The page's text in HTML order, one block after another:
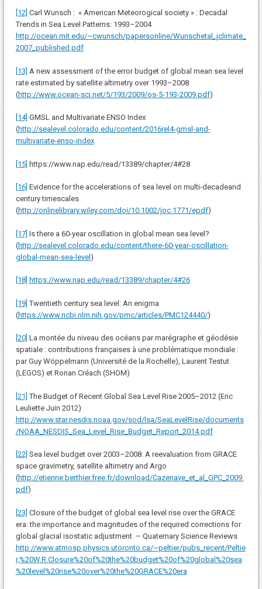
[12] Carl Wunsch : « American Meteorogical society » : Decadal
Trends in Sea Level Patterns: 1993–2004
http://ocean.mit.edu/~cwunsch/papersonline/Wunschetal_jclimate_
2007_published.pdf
[13] A new assessment of the error budget of global mean sea level
rate estimated by satellite altimetry over 1993–2008
(http://www.ocean-sci.net/5/193/2009/os-5-193-2009.pdf)
[14] GMSL and Multivariate ENSO Index
(http://sealevel.colorado.edu/content/2016rel4-gmsl-and-
multivariate-enso-index
[15] https://www.nap.edu/read/13389/chapter/4#28
[16] Evidence for the accelerations of sea level on multi-decadeand
century timescales
(http://onlinelibrary.wiley.com/doi/10.1002/joc.1771/epdf)
[17] Is there a 60-year oscillation in global mean sea level?
(http://sealevel.colorado.edu/content/there-60-year-oscillation-
global-mean-sea-level)
[18] https://www.nap.edu/read/13389/chapter/4#26
[19] Twentieth century sea level: An enigma
(https://www.ncbi.nlm.nih.gov/pmc/articles/PMC124440/)
[20] La montée du niveau des océans par marégraphe et géodésie
spatiale : contributions françaises à une problématique mondiale :
par Guy Wöppelmann (Université de la Rochelle), Laurent Testut
(LEGOS) et Ronan Créach (SHOM)
[21] The Budget of Recent Global Sea Level Rise 2005–2012 (Eric
Leuliette Juin 2012)
http://www.star.nesdis.noaa.gov/sod/lsa/SeaLevelRise/documents
/NOAA_NESDIS_Sea_Level_Rise_Budget_Report_2014.pdf
[22] Sea level budget over 2003–2008: A reevaluation from GRACE
space gravimetry, satellite altimetry and Argo
(http://etienne.berthier.free.fr/download/Cazenave_et_al_GPC_2009.
pdf)
[23] Closure of the budget of global sea level rise over the GRACE
era: the importance and magnitudes of the required corrections for
global glacial isostatic adjustment – Quaternary Science Reviews
http://www.atmosp.physics.utoronto.ca/~peltier/pubs_recent/Peltie
r,%20W.R.Closure%20of%20the%20budget%20of%20global%20sea
%20level%20rise%20over%20the%20GRACE%20era